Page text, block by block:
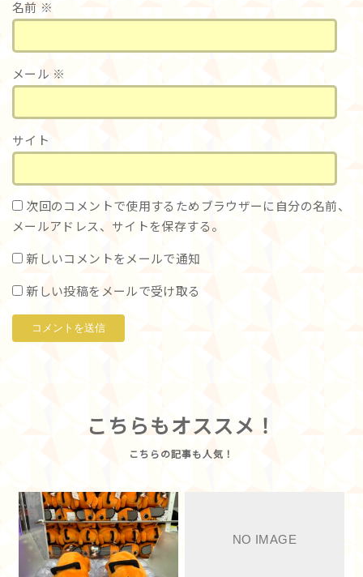
名前 ※
メール ※
サイト
次回のコメントで使用するためブラウザーに自分の名前、
メールアドレス、サイトを保存する。
新しいコメントをメールで通知
新しい投稿をメールで受け取る
こちらもオススメ！